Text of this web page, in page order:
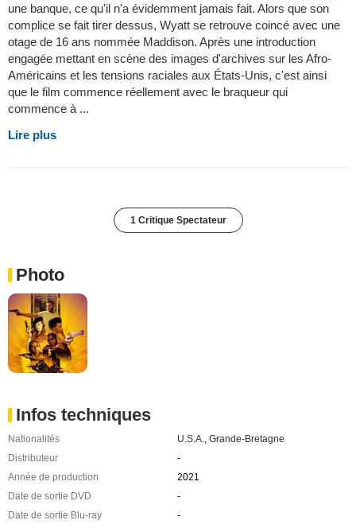
une banque, ce qu'il n'a évidemment jamais fait. Alors que son
complice se fait tirer dessus, Wyatt se retrouve coincé avec une
otage de 16 ans nommée Maddison. Après une introduction
engagée mettant en scène des images d'archives sur les Afro-
Américains et les tensions raciales aux États-Unis, c'est ainsi
que le film commence réellement avec le braqueur qui
commence à ...
Lire plus
1 Critique Spectateur
Photo
Infos techniques
Nationalités U.S.A.
Grande-Bretagne
Distributeur
-
Année de production
2021
Date de sortie DVD
-
Date de sortie Blu-ray
-